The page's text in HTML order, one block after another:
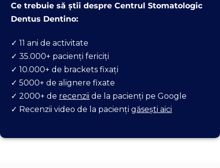
APASĂ AICI
Ce trebuie să știi despre Centrul Stomatologic
Dentus Dentino:
✓ 11 ani de activitate
✓ 35.000+ pacienți fericiți
✓ 10.000+ de brackets fixați
✓ 5000+ dealignere fixate
✓ 2000+ de recenzii de la pacienți pe Google
✓ Recenzii video de la paciențigăsești aici